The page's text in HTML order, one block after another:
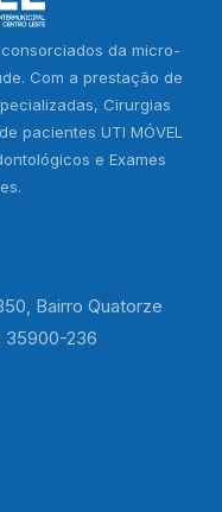
consorciados da micro-
Com a prestação de
Cirurgias
pacientes UTI MÓVEL
e Exames
Bairro Quatorze
35900-236